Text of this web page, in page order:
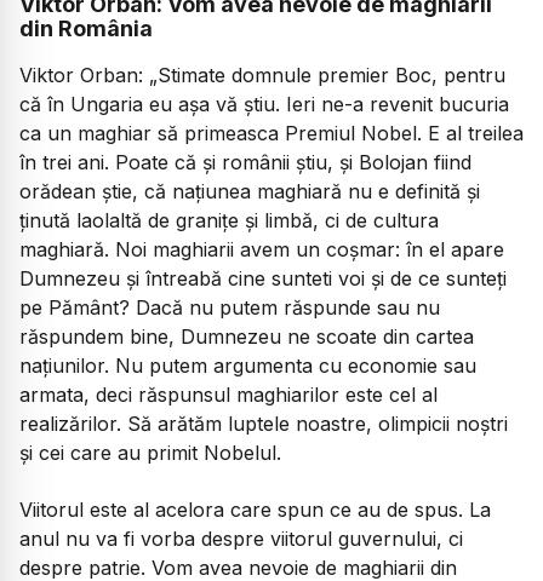
din România
Viktor Orban: „Stimate domnule premier Boc, pentru
că în Ungaria eu așa vă știu. Ieri ne-a revenit bucuria
ca un maghiar să primeasca Premiul Nobel. E al treilea
în trei ani. Poate că și românii știu, și Bolojan fiind
orădean știe, că națiunea maghiară nu e definită și
ținută laolaltă de granițe și limbă, ci de cultura
maghiară. Noi maghiarii avem un coșmar: în el apare
Dumnezeu și întreabă cine sunteti voi și de ce sunteți
pe Pământ? Dacă nu putem răspunde sau nu
răspundem bine, Dumnezeu ne scoate din cartea
națiunilor. Nu putem argumenta cu economie sau
armata, deci răspunsul maghiarilor este cel al
realizărilor. Să arătăm luptele noastre, olimpicii noștri
și cei care au primit Nobelul.
Viitorul este al acelora care spun ce au de spus. La
anul nu va fi vorba despre viitorul guvernului, ci
despre patrie. Vom avea nevoie de maghiarii din